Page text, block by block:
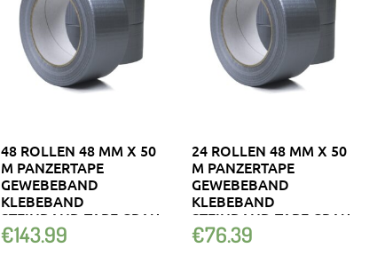
48 ROLLEN 48 MM X 50
M PANZERTAPE
GEWEBEBAND
KLEBEBAND
STEINBAND TAPE GRAU
€143.99
24 ROLLEN 48 MM X 50
M PANZERTAPE
GEWEBEBAND
KLEBEBAND
STEINBAND TAPE GRAU
€76.39